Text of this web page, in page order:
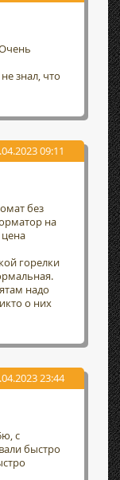
знал, что
09:11
без
на
горелки
надо
о них
23:44
с
быстро